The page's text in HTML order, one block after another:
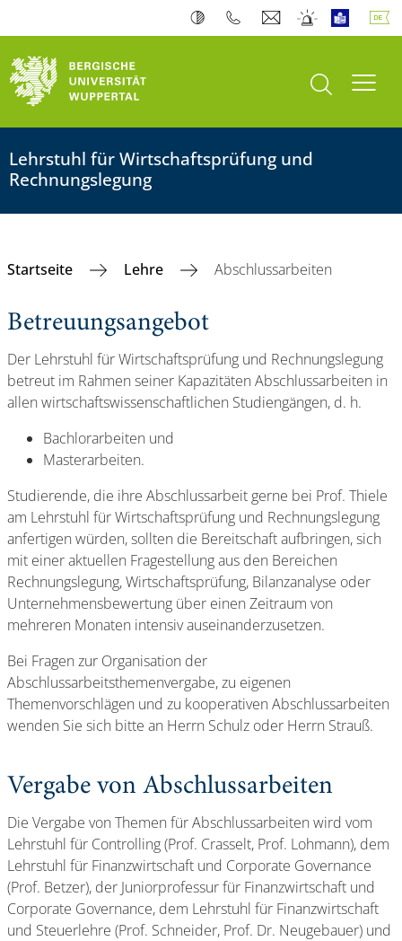
Suche öffnen
Lehrstuhl für Wirtschaftsprüfung und
Rechnungslegung
Startseite Lehre Abschlussarbeiten
Betreuungsangebot
Der Lehrstuhl für Wirtschaftsprüfung und Rechnungslegung
betreut im Rahmen seiner Kapazitäten Abschlussarbeiten in
allen wirtschaftswissenschaftlichen Studiengängen, d. h.
Bachlorarbeiten und
Masterarbeiten.
Studierende, die ihre Abschlussarbeit gerne bei Prof. Thiele
am Lehrstuhl für Wirtschaftsprüfung und Rechnungslegung
anfertigen würden, sollten die Bereitschaft aufbringen, sich
mit einer aktuellen Fragestellung aus den Bereichen
Rechnungslegung, Wirtschaftsprüfung, Bilanzanalyse oder
Unternehmensbewertung über einen Zeitraum von
mehreren Monaten intensiv auseinanderzusetzen.
Bei Fragen zur Organisation der
Abschlussarbeitsthemenvergabe, zu eigenen
Themenvorschlägen und zu kooperativen Abschlussarbeiten
wenden Sie sich bitte an Herrn Schulz oder Herrn Strauß.
Vergabe von Abschlussarbeiten
Die Vergabe von Themen für Abschlussarbeiten wird vom
Lehrstuhl für Controlling (Prof. Crasselt, Prof. Lohmann), dem
Lehrstuhl für Finanzwirtschaft und Corporate Governance
(Prof. Betzer), der Juniorprofessur für Finanzwirtschaft und
Corporate Governance, dem Lehrstuhl für Finanzwirtschaft
und Steuerlehre (Prof. Schneider, Prof. Dr. Neugebauer) und